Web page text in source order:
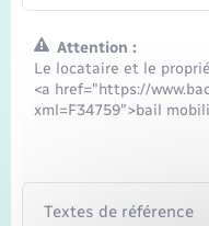
Attention :
Le locataire et le
<a href="https://
xml=F34759">bail
Textes de référence